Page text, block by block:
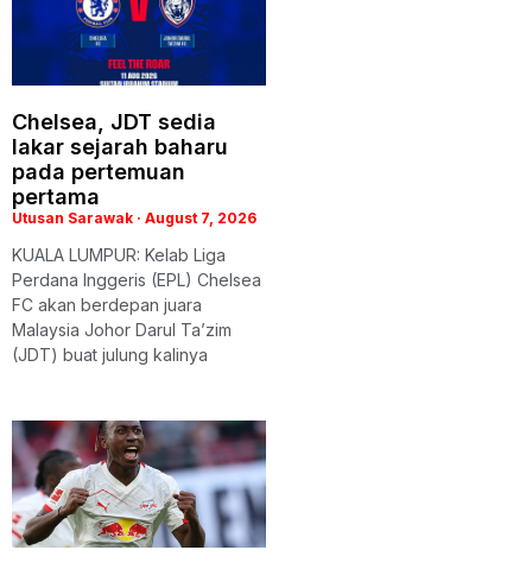
Chelsea, JDT sedia
lakar sejarah baharu
pada pertemuan
pertama
Utusan Sarawak August 7, 2026
KUALA LUMPUR: Kelab Liga
Perdana Inggeris (EPL) Chelsea
FC akan berdepan juara
Malaysia Johor Darul Ta’zim
(JDT) buat julung kalinya